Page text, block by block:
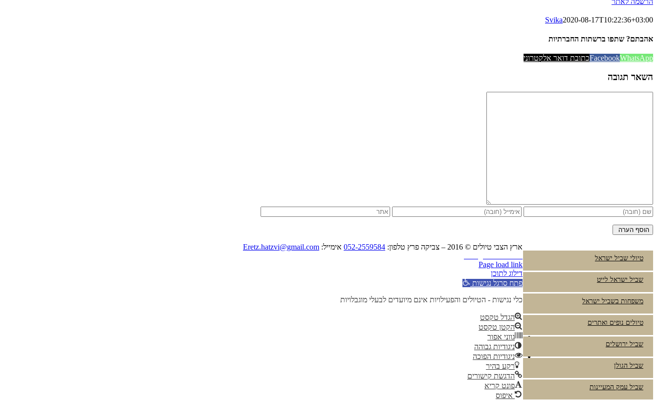
Svika2020-08-17T10:22:36+03:00
אהבתם? שתפו ברשתות החברתיות
FacebookWhatsApp כתובת דואר אלקטרוני
השאר תגובה
טיולי שביל ישראל
שביל ישראל לייט
משפחות בשביל ישראל
טיולים נופים ואתרים
שביל ירושלים
שביל הגולן
שביל עמק המעיינות
ארץ הצבי טיולים © 2016 – צביקה פרץ טלפון: 052-2559584 אימייל: Eretz.hatzvi@gmail.com
Page load link
דילוג לתוכן
פתח סרגל נגישות
כלי נגישות - הטיולים והפעילויות אינם מיועדים לבעלי מוגבלויות
הגדל טקסט
הקטן טקסט
גווני אפור
ניגודיות גבוהה
ניגודיות הפוכה
רקע בהיר
הדגשת קישורים
פונט קריא
איפוס